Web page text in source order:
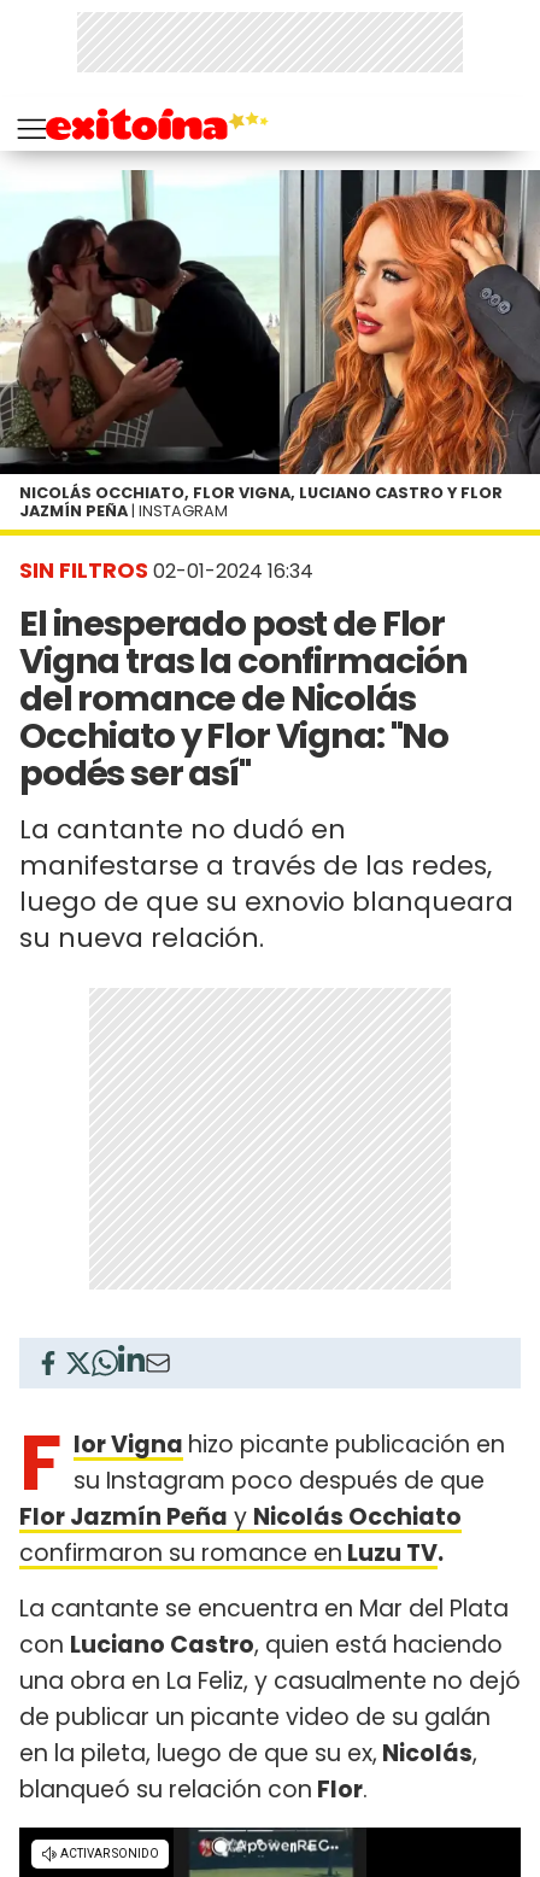
SIN FILTROS 02-01-2024 16:34
El inesperado post de Flor
Vigna tras la confirmación
del romance de Nicolás
Occhiato y Flor Vigna: "No
podés ser así"
La cantante no dudó en
manifestarse a través de las redes,
luego de que su exnovio blanqueara
su nueva relación.
NICOLÁS OCCHIATO, FLOR VIGNA, LUCIANO CASTRO Y FLOR
JAZMÍN PEÑA | INSTAGRAM
F lor Vigna hizo picante publicación en
su Instagram poco después de que
Flor Jazmín Peña y Nicolás Occhiato
confirmaron su romance en Luzu TV.
La cantante se encuentra en Mar del Plata
con Luciano Castro, quien está haciendo
una obra en La Feliz, y casualmente no dejó
de publicar un picante video de su galán
en la pileta, luego de que su ex, Nicolás,
blanqueó su relación con Flor.